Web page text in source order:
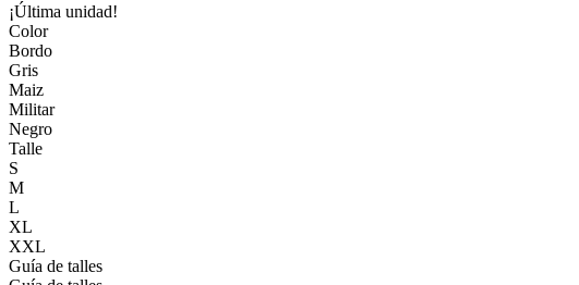
¡Última unidad!
Color
Bordo
Gris
Maiz
Militar
Negro
Talle
S
M
L
XL
XXL
Guía de talles